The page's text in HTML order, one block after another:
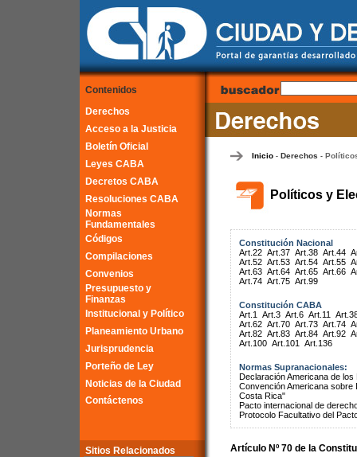
Contenidos
Derechos
Acceso a la Justicia
Boletín Oficial
Leyes CABA
Decretos CABA
Resoluciones CABA
Normas
Fundamentales
Códigos
Compilaciones
Convenios
Presupuesto y
Finanzas
Institucional y Político
Planeamiento Urbano
Jurisprudencia
Porteño de Ley
Noticias de la Ciudad
Contáctenos
Sitios Relacionados
Inicio- Derechos -
Políticos y
Constitución Nacional
Art.22 Art.37 Art.38 Art.44
Art.52 Art.53 Art.54 Art.55
Art.63 Art.64 Art.65 Art.66
Art.74 Art.75 Art.99
Constitución CABA
Art.1
Art.3 Art.6 Art.11
Art.62 Art.70 Art.73 Art.74
Art.82 Art.83 Art.84 Art.92
Art.100 Art.101 Art.136
Normas Supranacionales:
Declaración Americana de
Convención Americana
Costa Rica"
Pacto internacional de
Protocolo Facultativo del
Artículo Nº 70 de la